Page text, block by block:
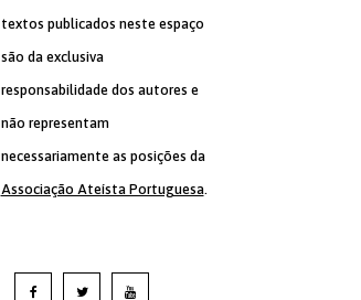
textos publicados neste espaço
são da exclusiva
responsabilidade dos autores e
não representam
necessariamente as posições da
Associação Ateísta Portuguesa.